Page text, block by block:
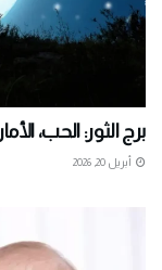
برج الثور: الحب،
أبريل 20, 2026